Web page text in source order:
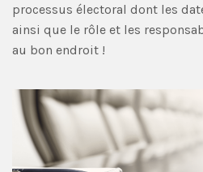
processus électoral dont les
ainsi que le rôle et les
au bon endroit !